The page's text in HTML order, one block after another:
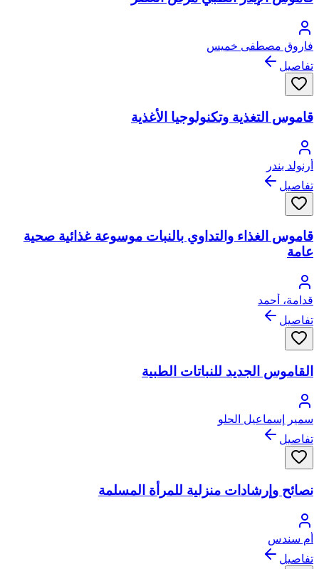
فاروق مصطفى خميس
تفاصيل
قاموس التغذية وتكنولوجيا الأغذية
أرنولد بندر
تفاصيل
قاموس الغذاء والتداوي بالنبات موسوعة غذائية صحية
عامة
قدامة، أحمد
تفاصيل
القاموس الجديد للنباتات الطبية
سمير إسماعيل الحلو
تفاصيل
نصائح وإرشادات منزلية للمرأة المسلمة
أم سندس
تفاصيل